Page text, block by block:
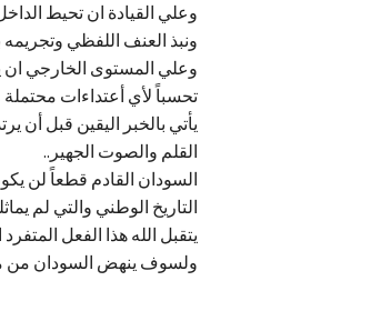
وعلي القيادة ان تحيط
ونبذ العنف اللفظي
وعلي المستوى الخارجي ان
تحسباً لأي أعتداءات
يأتي بالخبر اليقين قبل أن
القلم والصوت الجهير..
السودان القادم قطعاً لن
التاريخ الوطني والتي لم
يتقبل الله هذا الفعل
ولسوف ينهض السودان من